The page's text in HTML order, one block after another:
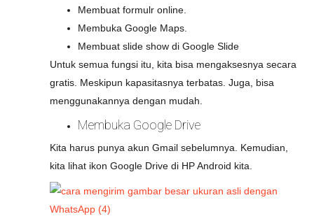
Membuat formulr online.
Membuka Google Maps.
Membuat slide show di Google Slide
Untuk semua fungsi itu, kita bisa mengaksesnya secara
gratis. Meskipun kapasitasnya terbatas. Juga, bisa
menggunakannya dengan mudah.
Membuka Google Drive
Kita harus punya akun Gmail sebelumnya. Kemudian,
kita lihat ikon Google Drive di HP Android kita.